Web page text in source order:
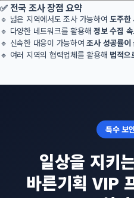
✅전국 조사 장점 요약
🔹 넓은 지역에서도 조사 가능하여도주한
🔹 다양한 네트워크를 활용해정보 수집
🔹 신속한 대응이 가능하여조사 성공률이
🔹 여러 지역의 협력업체를 활용해 법적으
특수 보
일상을 지키
바른기획 VIP